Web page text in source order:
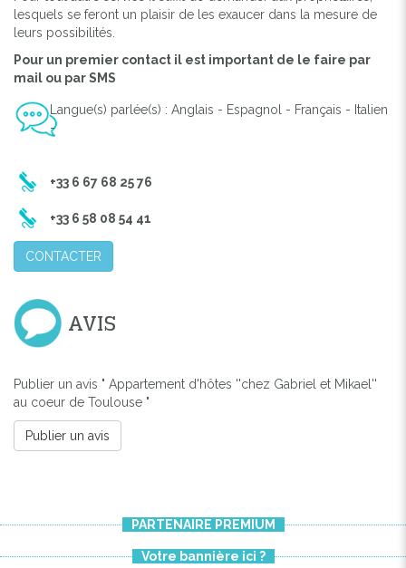
lesquels se feront un plaisir de les exaucer dans la mesure de
leurs possibilités.
Pour un premier contact il est important de le faire par
mail ou par SMS
Langue(s) parlée(s) : Anglais - Espagnol - Français - Italien
-
+33 6 67 68 25 76
+33 6 58 08 54 41
CONTACTER
AVIS
Publier un avis " Appartement d'hôtes ''chez Gabriel et Mikael''
au coeur de Toulouse "
Publier un avis
PARTENAIRE PREMIUM
Votre bannière ici ?